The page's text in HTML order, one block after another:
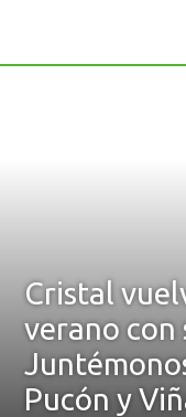
Cristal
verano con
Pucón y